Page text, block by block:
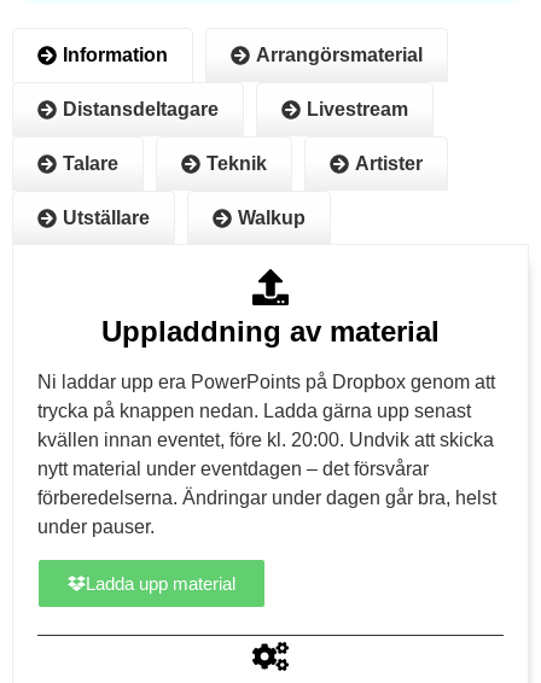
Information Arrangörsmaterial
Distansdeltagare Livestream
Talare Teknik Artister
Utställare Walkup
Uppladdning av material
Ni laddar upp era PowerPoints på Dropbox genom att
trycka på knappen nedan. Ladda gärna upp senast
kvällen innan eventet, före kl. 20:00. Undvik att skicka
nytt material under eventdagen – det försvårar
förberedelserna. Ändringar under dagen går bra, helst
under pauser.
Ladda upp material